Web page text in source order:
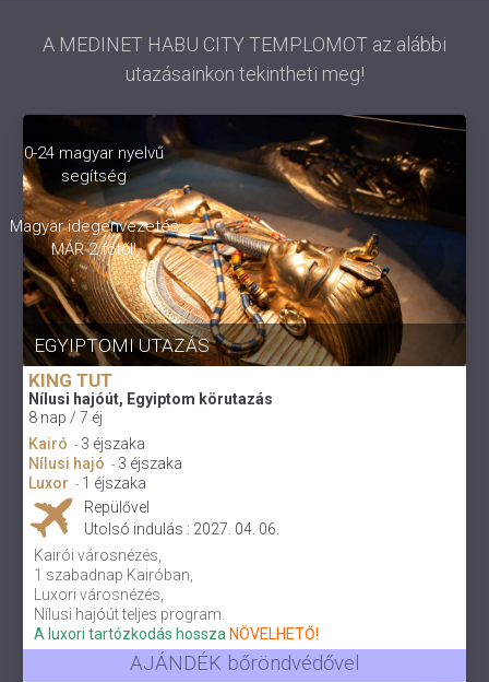
A MEDINET HABU CITY TEMPLOMOT az alábbi
utazásainkon tekintheti meg!
EGYIPTOMI UTAZÁS
0-24 magyar nyelvű
segítség
Magyar idegenvezetés
MÁR 2 főtől!
KING TUT
Nílusi hajóút, Egyiptom körutazás
8 nap / 7 éj
Kairó - 3 éjszaka
Nílusi hajó - 3 éjszaka
Luxor - 1 éjszaka
Repülővel
Utolsó indulás : 2027. 04. 06.
Kairói városnézés,
1 szabadnap Kairóban,
Luxori városnézés,
Nílusi hajóút teljes program.
A luxori tartózkodás hossza NÖVELHETŐ!
AJÁNDÉK bőröndvédővel